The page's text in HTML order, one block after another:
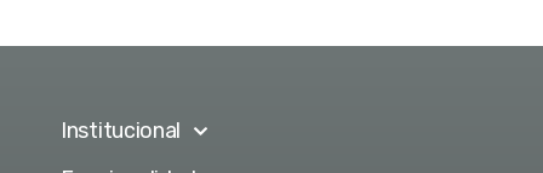
Institucional